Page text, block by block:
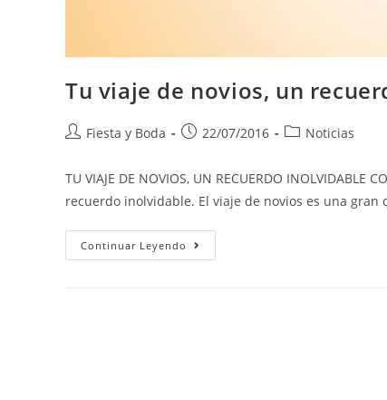
Tu viaje de novios, un
Fiesta y Boda 22/07/2016 Noticias
TU VIAJE DE NOVIOS, UN RECUERDO
recuerdo inolvidable. El viaje de novios es una
Continuar Leyendo